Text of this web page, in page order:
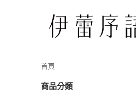
首頁
商品分類